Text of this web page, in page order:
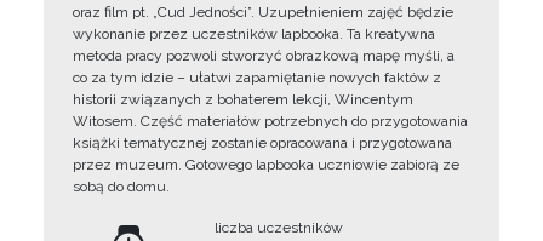
oraz film pt. „Cud Jedności”. Uzupełnieniem zajęć będzie
wykonanie przez uczestników lapbooka. Ta kreatywna
metoda pracy pozwoli stworzyć obrazkową mapę myśli, a
co za tym idzie – ułatwi zapamiętanie nowych faktów z
historii związanych z bohaterem lekcji, Wincentym
Witosem. Część materiałów potrzebnych do przygotowania
książki tematycznej zostanie opracowana i przygotowana
przez muzeum. Gotowego lapbooka uczniowie zabiorą ze
sobą do domu.
liczba uczestników